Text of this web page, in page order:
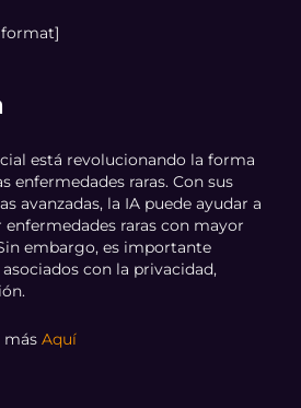
format]
está revolucionando la forma
enfermedades raras. Con sus
avanzadas, la IA puede ayudar a
raras con mayor
embargo, es importante
con la privacidad,
másAquí